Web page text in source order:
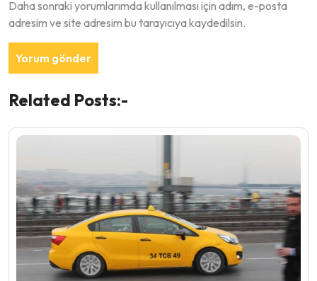
Daha sonraki yorumlarımda kullanılması için adım, e-posta
adresim ve site adresim bu tarayıcıya kaydedilsin.
Related Posts:-